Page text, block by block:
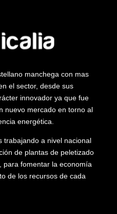
manchega con mas
el sector, desde sus
innovador ya que fue
nuevo mercado en torno al
energética.
trabajando a nivel nacional
de plantas de peletizado
para fomentar la economía
de los recursos de cada